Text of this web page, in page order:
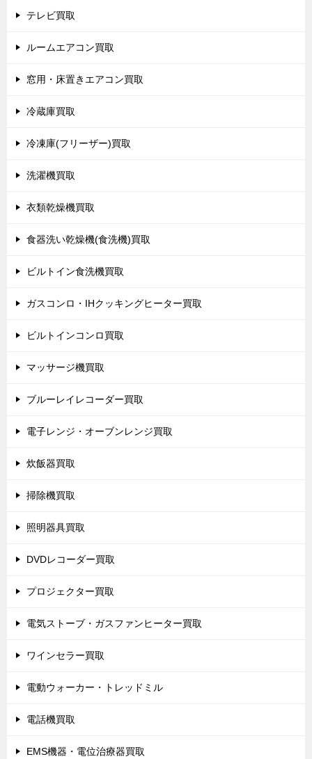
テレビ買取
ルームエアコン買取
窓用・床置きエアコン買取
冷蔵庫買取
冷凍庫(フリーザー)買取
洗濯機買取
衣類乾燥機買取
食器洗い乾燥機(食洗機)買取
ビルトイン食洗機買取
ガスコンロ・IHクッキングヒーター買取
ビルトインコンロ買取
マッサージ機買取
ブルーレイレコーダー買取
電子レンジ・オーブンレンジ買取
炊飯器買取
掃除機買取
照明器具買取
DVDレコーダー買取
プロジェクター買取
電気ストーブ・ガスファンヒーター買取
ワインセラー買取
電動ウォーカー・トレッドミル
電話機買取
EMS機器・電位治療器買取